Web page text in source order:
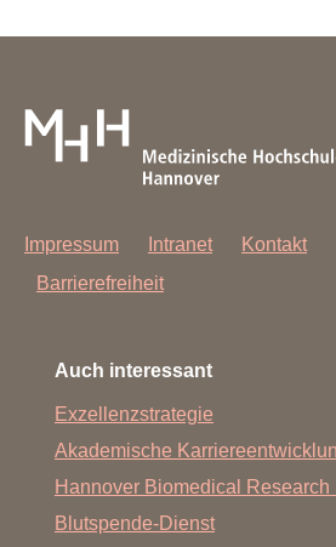
Impressum Intranet Kontakt
Barrierefreiheit
Auch interessant
Exzellenzstrategie
Akademische
Hannover Biomedical Research
Blutspende-Dienst